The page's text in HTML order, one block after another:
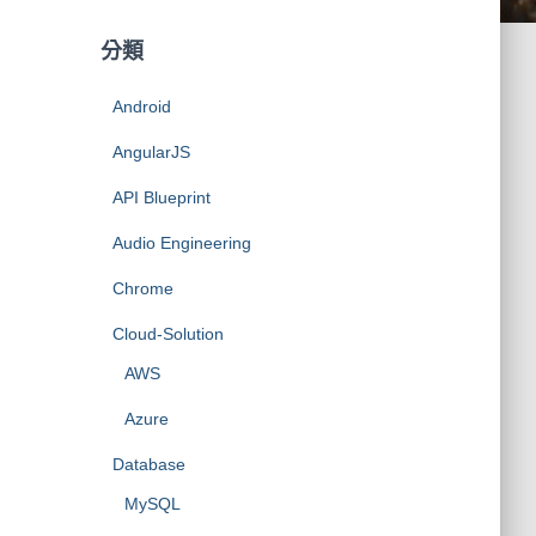
分類
Android
AngularJS
API Blueprint
Audio Engineering
Chrome
Cloud-Solution
AWS
Azure
Database
MySQL